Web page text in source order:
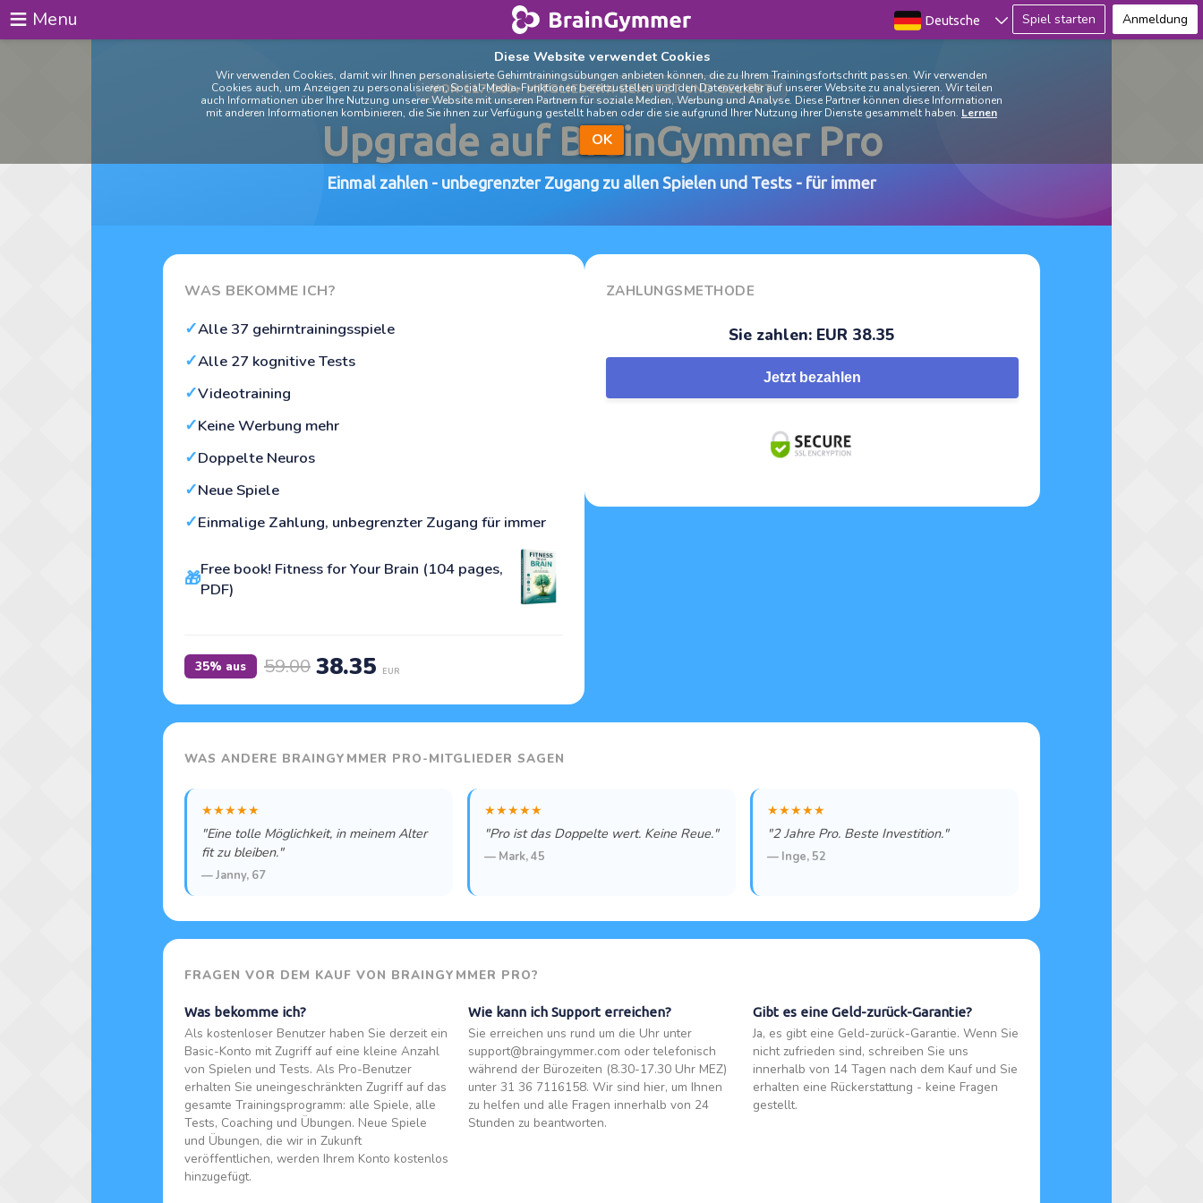
≡ Menu BrainGymmer Deutsche Spiel starten Anmeldung
VON 117.000+ MITGLIEDERN BENUTZT UND GELIEBT
Upgrade auf BrainGymmer Pro
Einmal zahlen - unbegrenzter Zugang zu allen Spielen und Tests - für immer
WAS BEKOMME ICH?
✓Alle 37 gehirntrainingsspiele
✓Alle 27 kognitive Tests
✓Videotraining
✓Keine Werbung mehr
✓Doppelte Neuros
✓Neue Spiele
✓Einmalige Zahlung, unbegrenzter Zugang für immer
🎁Free book! Fitness for Your Brain (104 pages,
PDF)
35% aus 59.00 38.35 EUR
ZAHLUNGSMETHODE
Sie zahlen: EUR 38.35
Jetzt bezahlen
WAS ANDERE BRAINGYMMER PRO-MITGLIEDER SAGEN
★★★★★
"Eine tolle Möglichkeit, in meinem Alter
fit zu bleiben."
— Janny, 67
★★★★★
"Pro ist das Doppelte wert. Keine Reue."
— Mark, 45
★★★★★
"2 Jahre Pro. Beste Investition."
— Inge, 52
FRAGEN VOR DEM KAUF VON BRAINGYMMER PRO?
Was bekomme ich?
Als kostenloser Benutzer haben Sie derzeit ein
Basic-Konto mit Zugriff auf eine kleine Anzahl
von Spielen und Tests. Als Pro-Benutzer
erhalten Sie uneingeschränkten Zugriff auf das
gesamte Trainingsprogramm: alle Spiele, alle
Tests, Coaching und Übungen. Neue Spiele
und Übungen, die wir in Zukunft
veröffentlichen, werden Ihrem Konto kostenlos
hinzugefügt.
Wie kann ich Support erreichen?
Sie erreichen uns rund um die Uhr unter
support@braingymmer.com oder telefonisch
während der Bürozeiten (8.30-17.30 Uhr MEZ)
unter 31 36 7116158. Wir sind hier, um Ihnen
zu helfen und alle Fragen innerhalb von 24
Stunden zu beantworten.
Gibt es eine Geld-zurück-Garantie?
Ja, es gibt eine Geld-zurück-Garantie. Wenn Sie
nicht zufrieden sind, schreiben Sie uns
innerhalb von 14 Tagen nach dem Kauf und Sie
erhalten eine Rückerstattung - keine Fragen
gestellt.
Diese Website verwendet Cookies
Wir verwenden Cookies, damit wir Ihnen personalisierte Gehirntrainingsübungen anbieten können, die zu Ihrem Trainingsfortschritt passen. Wir verwenden
Cookies auch, um Anzeigen zu personalisieren, Social-Media-Funktionen bereitzustellen und den Datenverkehr auf unserer Website zu analysieren. Wir teilen
auch Informationen über Ihre Nutzung unserer Website mit unseren Partnern für soziale Medien, Werbung und Analyse. Diese Partner können diese Informationen
mit anderen Informationen kombinieren, die Sie ihnen zur Verfügung gestellt haben oder die sie aufgrund Ihrer Nutzung ihrer Dienste gesammelt haben. Lernen
OK